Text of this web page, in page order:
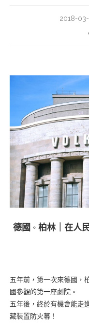
2018-03-
德國 ◦ 柏林｜在人
五年前，第一次來德國，
國參觀的第一座劇院。
五年後，終於有機會能走
藏裝置防火幕！